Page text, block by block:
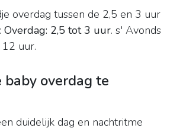
overdag tussen de 2,5 en 3 uur
Overdag: 2,5 tot 3 uur. s' Avonds
uur.
baby overdag te
duidelijk dag en nachtritme